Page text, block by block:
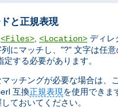
と正規表現
<Files> <Location> ディレ
にマッチし、"?" 文字は任
定する必要があります。
マッチングが必要な場合は、
互換正規表現を使用できま
ておいてください。